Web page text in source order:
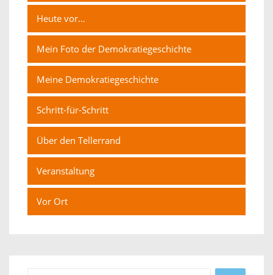
Heute vor…
Mein Foto der Demokratiegeschichte
Meine Demokratiegeschichte
Schritt-für-Schritt
Über den Tellerrand
Veranstaltung
Vor Ort